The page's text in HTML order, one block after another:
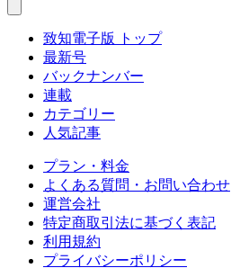
致知電子版 トップ
最新号
バックナンバー
連載
カテゴリー
人気記事
プラン・料金
よくある質問・お問い合わせ
運営会社
特定商取引法に基づく表記
利用規約
プライバシーポリシー